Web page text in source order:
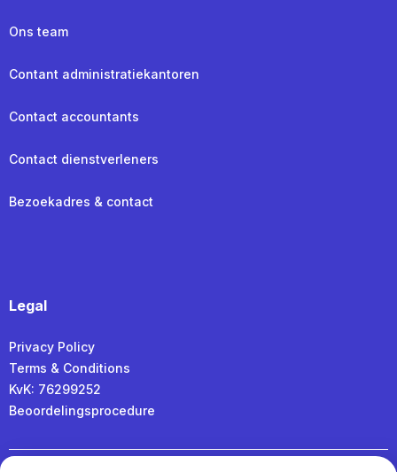
Ons team
Contant administratiekantoren
Contact accountants
Contact dienstverleners
Bezoekadres & contact
Legal
Privacy Policy
Terms & Conditions
KvK: 76299252
Beoordelingsprocedure